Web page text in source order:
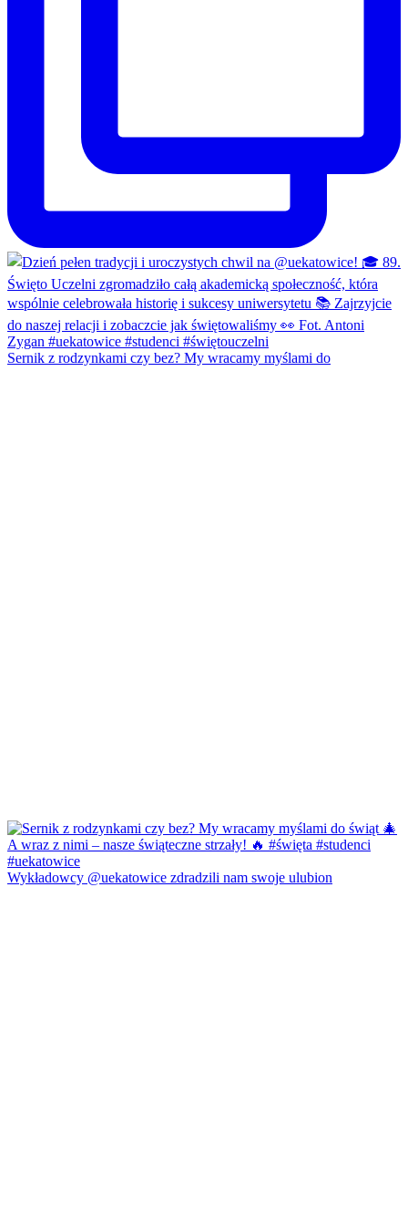
Sernik z rodzynkami czy bez? My wracamy myślami do
Wykładowcy @uekatowice zdradzili nam swoje ulubion